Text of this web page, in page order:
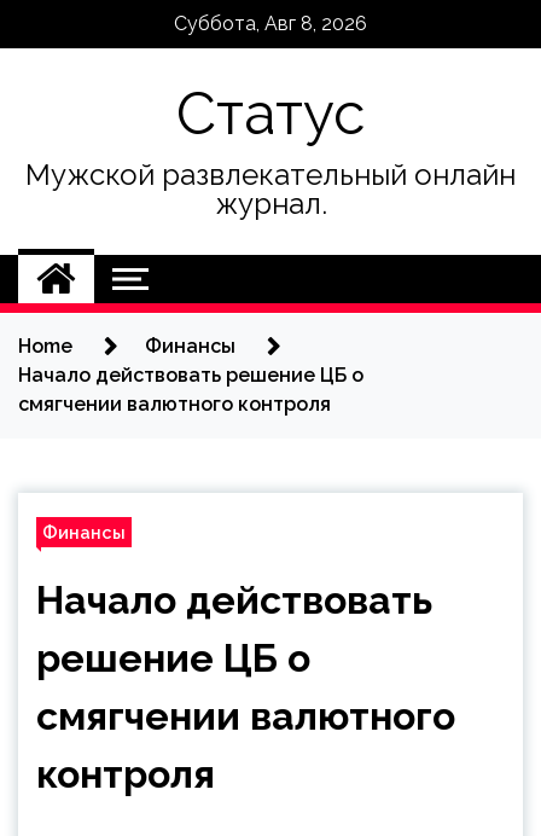
Суббота, Авг 8, 2026
Статус
Мужской развлекательный онлайн
журнал.
Home
Финансы
Начало действовать решение ЦБ о
смягчении валютного контроля
Финансы
Начало действовать
решение ЦБ о
смягчении валютного
контроля